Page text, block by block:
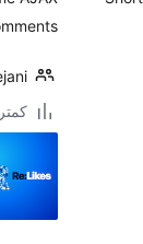
کمتر از 10